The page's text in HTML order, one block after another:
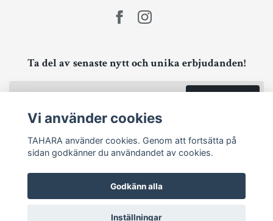
Ta del av senaste nytt och unika erbjudanden!
Vi använder cookies
TAHARA använder cookies. Genom att fortsätta på
sidan godkänner du användandet av cookies.
Godkänn alla
Inställningar